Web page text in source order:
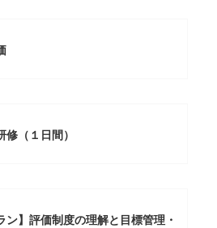
（１日間）
ン】評価制度の理解と目標管理・